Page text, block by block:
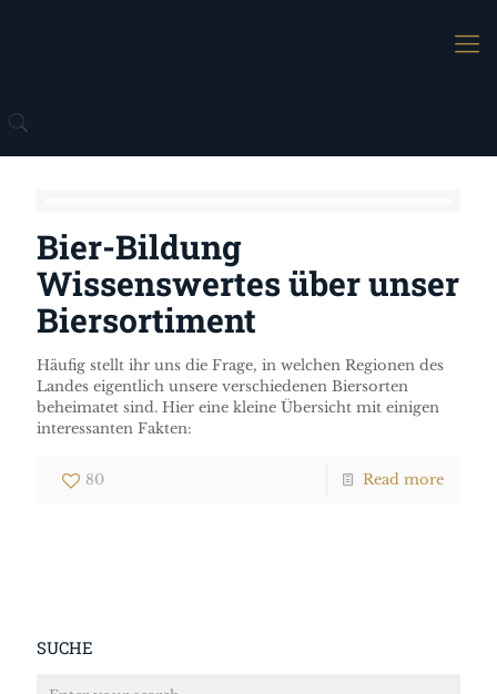
Bier-Bildung
Wissenswertes über unser
Biersortiment
Häufig stellt ihr uns die Frage, in welchen Regionen des
Landes eigentlich unsere verschiedenen Biersorten
beheimatet sind. Hier eine kleine Übersicht mit einigen
interessanten Fakten:
80 Read more
SUCHE